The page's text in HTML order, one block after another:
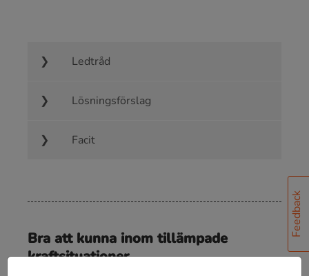
Feedback
Ledtråd
Lösningsförslag
Facit
Bra att kunna inom tillämpade
kraftsituationer